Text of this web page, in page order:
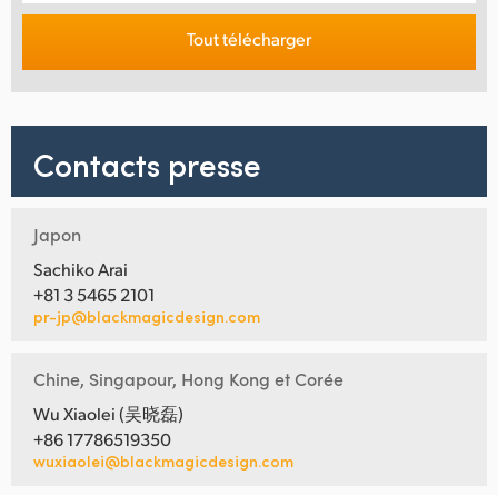
Tout télécharger
Contacts presse
Japon
Sachiko Arai
+81 3 5465 2101
pr-jp@blackmagicdesign.com
Chine, Singapour, Hong Kong et Corée
Wu Xiaolei (吴晓磊)
+86 17786519350
wuxiaolei@blackmagicdesign.com